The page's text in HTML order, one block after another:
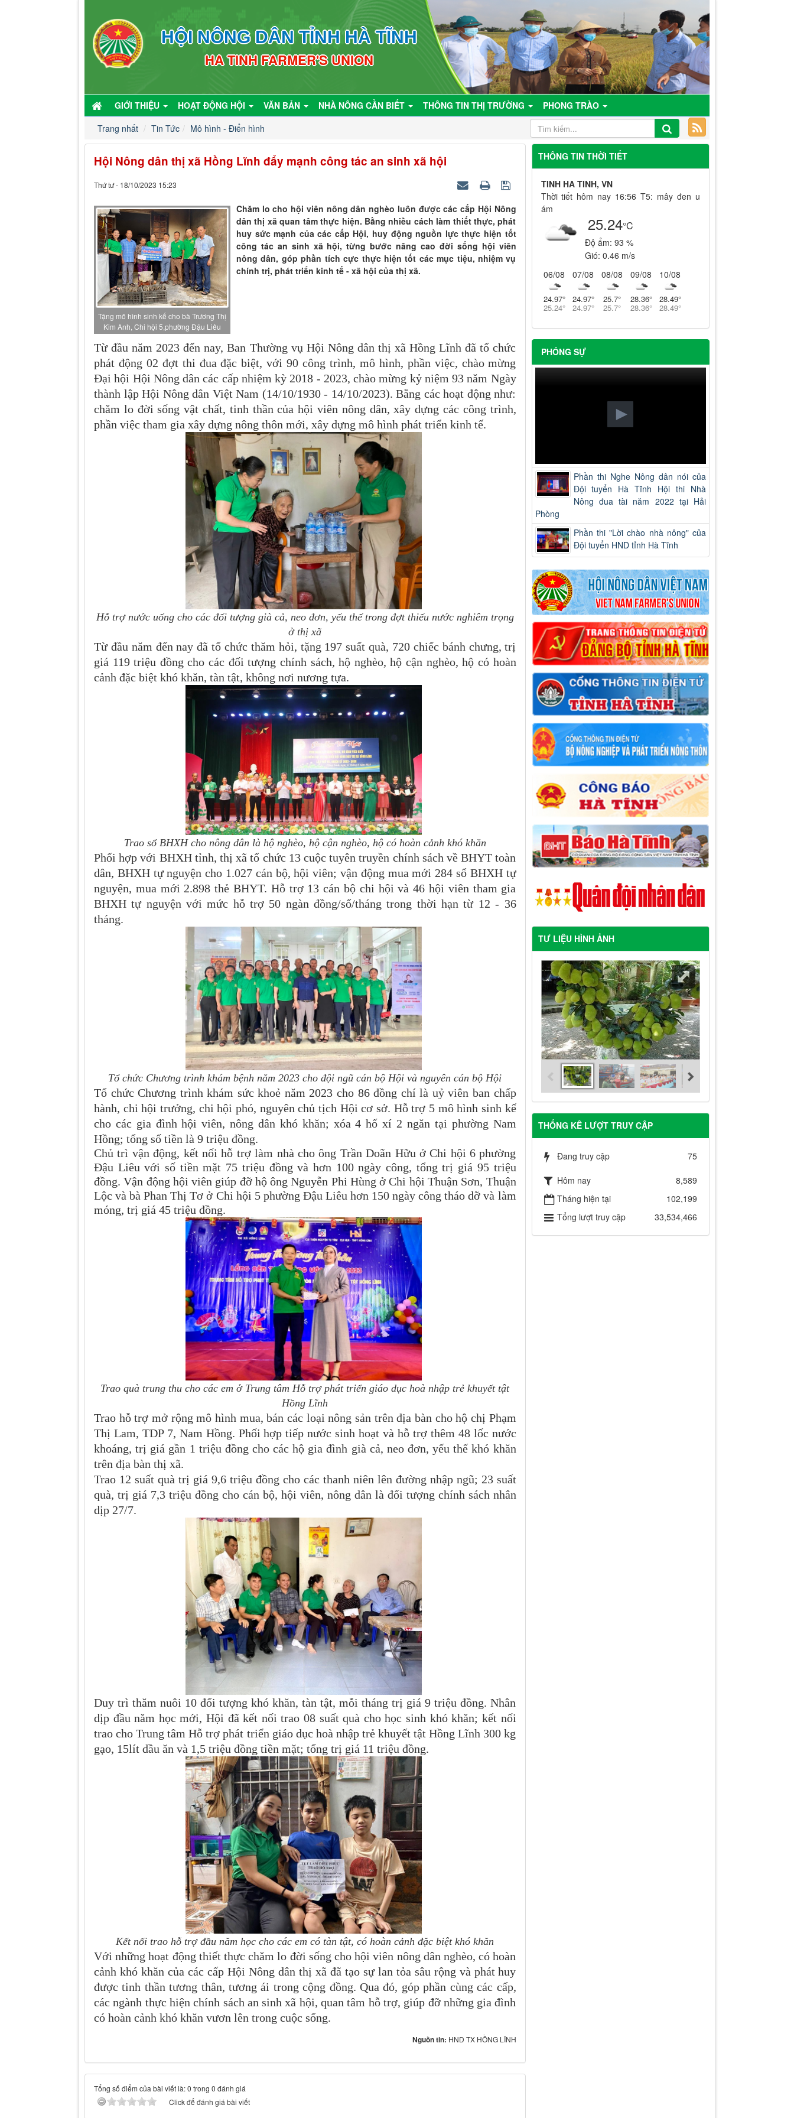
HỘI NÔNG DÂN TỈNH HÀ TĨNH
HA TINH FARMER'S UNION
GIỚI THIỆU HOẠT ĐỘNG HỘI VĂN BẢN NHÀ NÔNG CẦN BIẾT THÔNG TIN THỊ TRƯỜNG
PHONG TRÀO
Trang nhất
Tin Tức Mô hình - Điển hình
Hội Nông dân thị xã Hồng Lĩnh đẩy mạnh công tác an sinh xã hội
Thứ tư - 18/10/2023 15:23
Tặng mô hình sinh kế cho bà Trương Thị
Kim Anh, Chi hội 5,phường Đậu Liêu
Chăm lo cho hội viên nông dân nghèo luôn được các cấp Hội Nông
dân thị xã quan tâm thực hiện. Bằng nhiều cách làm thiết thực, phát
huy sức mạnh của các cấp Hội, huy động nguồn lực thực hiện tốt
công tác an sinh xã hội, từng bước nâng cao đời sống hội viên
nông dân, góp phần tích cực thực hiện tốt các mục tiệu, nhiệm vụ
chính trị, phát triển kinh tế - xã hội của thị xã.
Từ đầu năm 2023 đến nay, Ban Thường vụ Hội Nông dân thị xã Hồng Lĩnh đã tổ chức
phát động 02 đợt thi đua đặc biệt, với 90 công trình, mô hình, phần việc, chào mừng
Đại hội Hội Nông dân các cấp nhiệm kỳ 2018 - 2023, chào mừng kỷ niệm 93 năm Ngày
thành lập Hội Nông dân Việt Nam (14/10/1930 - 14/10/2023). Bằng các hoạt động như:
chăm lo đời sống vật chất, tinh thần của hội viên nông dân, xây dựng các công trình,
phần việc tham gia xây dựng nông thôn mới, xây dựng mô hình phát triển kinh tế.
Hỗ trợ nước uống cho các đối tượng già cả, neo đơn, yếu thế trong đợt thiếu nước nghiêm trọng
ở thị xã
Từ đầu năm đến nay đã tổ chức thăm hỏi, tặng 197 suất quà, 720 chiếc bánh chưng, trị
giá 119 triệu đồng cho các đối tượng chính sách, hộ nghèo, hộ cận nghèo, hộ có hoàn
cảnh đặc biệt khó khăn, tàn tật, không nơi nương tựa.
Trao sổ BHXH cho nông dân là hộ nghèo, hộ cận nghèo, hộ có hoàn cảnh khó khăn
Phối hợp với BHXH tỉnh, thị xã tổ chức 13 cuộc tuyên truyền chính sách về BHYT toàn
dân, BHXH tự nguyện cho 1.027 cán bộ, hội viên; vận động mua mới 284 sổ BHXH tự
nguyện, mua mới 2.898 thẻ BHYT. Hỗ trợ 13 cán bộ chi hội và 46 hội viên tham gia
BHXH tự nguyện với mức hỗ trợ 50 ngàn đồng/sổ/tháng trong thời hạn từ 12 - 36
tháng.
Tổ chức Chương trình khám bệnh năm 2023 cho đội ngũ cán bộ Hội và nguyên cán bộ Hội
Tổ chức Chương trình khám sức khoẻ năm 2023 cho 86 đồng chí là uỷ viên ban chấp
hành, chi hội trưởng, chi hội phó, nguyên chủ tịch Hội cơ sở. Hỗ trợ 5 mô hình sinh kế
cho các gia đình hội viên, nông dân khó khăn; xóa 4 hố xí 2 ngăn tại phường Nam
Hồng; tổng số tiền là 9 triệu đồng.
Chủ trì vận động, kết nối hỗ trợ làm nhà cho ông Trần Doãn Hữu ở Chi hội 6 phường
Đậu Liêu với số tiền mặt 75 triệu đồng và hơn 100 ngày công, tổng trị giá 95 triệu
đồng. Vận động hội viên giúp đỡ hộ ông Nguyễn Phi Hùng ở Chi hội Thuận Sơn, Thuận
Lộc và bà Phan Thị Tơ ở Chi hội 5 phường Đậu Liêu hơn 150 ngày công tháo dỡ và làm
móng, trị giá 45 triệu đồng.
Trao quà trung thu cho các em ở Trung tâm Hỗ trợ phát triển giáo dục hoà nhập trẻ khuyết tật
Hồng Lĩnh
Trao hỗ trợ mở rộng mô hình mua, bán các loại nông sản trên địa bàn cho hộ chị Phạm
Thị Lam, TDP 7, Nam Hồng. Phối hợp tiếp nước sinh hoạt và hỗ trợ thêm 48 lốc nước
khoáng, trị giá gần 1 triệu đồng cho các hộ gia đình già cả, neo đơn, yếu thế khó khăn
trên địa bàn thị xã.
Trao 12 suất quà trị giá 9,6 triệu đồng cho các thanh niên lên đường nhập ngũ; 23 suất
quà, trị giá 7,3 triệu đồng cho cán bộ, hội viên, nông dân là đối tượng chính sách nhân
dịp 27/7.
Duy trì thăm nuôi 10 đối tượng khó khăn, tàn tật, mỗi tháng trị giá 9 triệu đồng. Nhân
dịp đầu năm học mới, Hội đã kết nối trao 08 suất quà cho học sinh khó khăn; kết nối
trao cho Trung tâm Hỗ trợ phát triển giáo dục hoà nhập trẻ khuyết tật Hồng Lĩnh 300 kg
gạo, 15lít dầu ăn và 1,5 triệu đồng tiền mặt; tổng trị giá 11 triệu đồng.
Kết nối trao hỗ trợ đầu năm học cho các em có tàn tật, có hoàn cảnh đặc biệt khó khăn
Với những hoạt động thiết thực chăm lo đời sống cho hội viên nông dân nghèo, có hoàn
cảnh khó khăn của các cấp Hội Nông dân thị xã đã tạo sự lan tỏa sâu rộng và phát huy
được tinh thần tương thân, tương ái trong cộng đồng. Qua đó, góp phần cùng các cấp,
các ngành thực hiện chính sách an sinh xã hội, quan tâm hỗ trợ, giúp đỡ những gia đình
có hoàn cảnh khó khăn vươn lên trong cuộc sống.
Nguồn tin: HND TX HỒNG LĨNH
Tổng số điểm của bài viết là: 0 trong 0 đánh giá
Click để đánh giá bài viết
THÔNG TIN THỜI TIẾT
TINH HA TINH, VN
Thời tiết hôm nay 16:56 T5: mây đen u
ám
25.24°C
Độ ẩm: 93 %
Gió: 0.46 m/s
06/08
24.97°
25.24°
07/08
24.97°
24.97°
08/08
25.7°
25.7°
09/08
28.36°
28.36°
10/08
28.49°
28.49°
PHÓNG SỰ
Phần thi Nghe Nông dân nói của
Đội tuyển Hà Tĩnh Hội thi Nhà
Nông đua tài năm 2022 tại Hải
Phòng
Phần thi "Lời chào nhà nông" của
Đội tuyển HND tỉnh Hà Tĩnh
TƯ LIỆU HÌNH ẢNH
THỐNG KÊ LƯỢT TRUY CẬP
Đang truy cập 75
Hôm nay
8,589
Tháng hiện tại
102,199
Tổng lượt truy cập
33,534,466